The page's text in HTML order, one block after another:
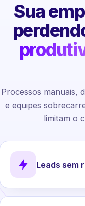
Sua
Processos manuais,
e equipes
limitam o
Leads sem